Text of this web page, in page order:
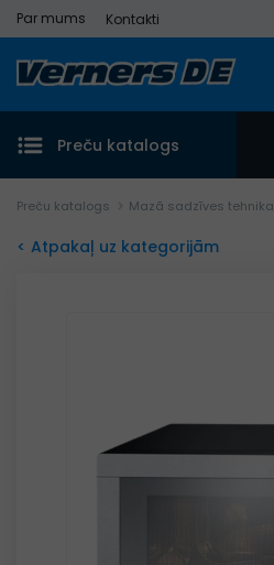
Par mums Kontakti
Preču katalogs
Preču katalogs Mazā sadzīves tehnika
< Atpakaļ uz kategorijām